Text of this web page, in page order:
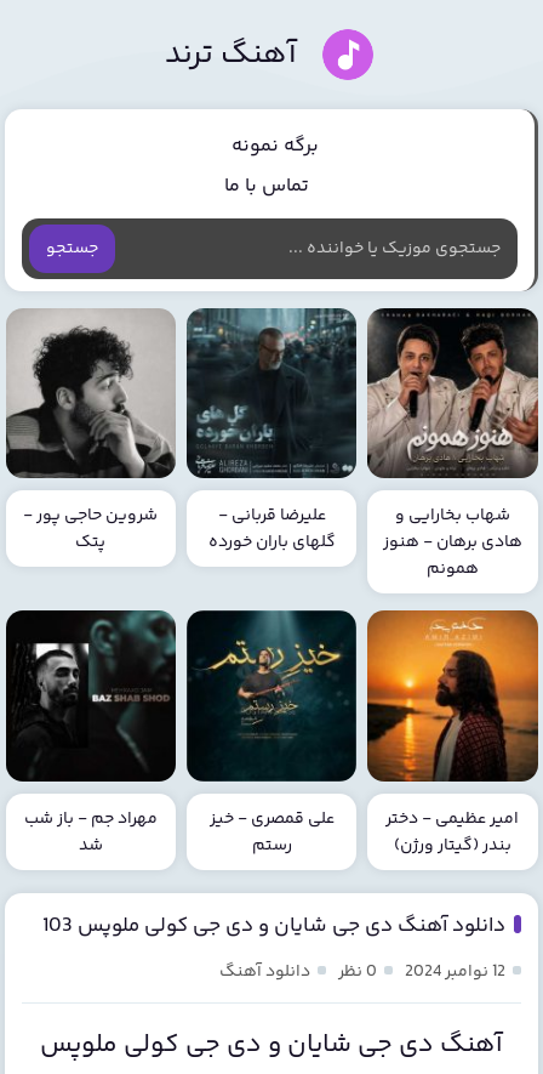
آهنگ ترند
برگه نمونه
تماس با ما
جستجو
شهاب بخارایی و
هادی برهان - هنوز
همونم
علیرضا قربانی -
گلهای باران خورده
شروین حاجی پور -
پتک
امیر عظیمی - دختر
بندر (گیتار ورژن)
علی قمصری - خیز
رستم
مهراد جم - باز شب
شد
دانلود آهنگ دی جی شایان و دی جی کولی ملوپس 103
12 نوامبر 2024 0 نظر دانلود آهنگ
آهنگ دی جی شایان و دی جی کولی ملوپس